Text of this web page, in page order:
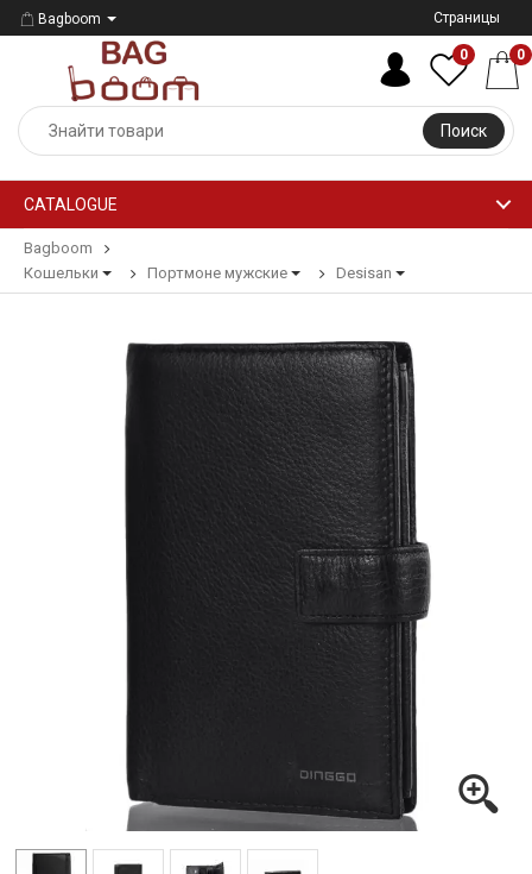
Bagboom Страницы
Поиск
0 0
CATALOGUE
Bagboom
Кошельки
Портмоне мужские Desisan